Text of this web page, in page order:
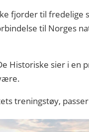
fjorder til fredelige
til Norges
Historiske sier i en
treningstøy,